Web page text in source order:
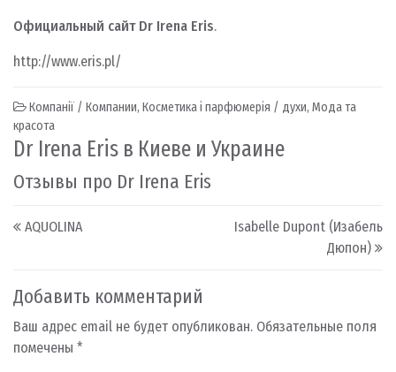
Официальный сайт Dr Irena Eris.
http://www.eris.pl/
Компанії / Компании, Косметика і парфюмерія / духи, Мода та
красота
Dr Irena Eris в Киеве и Украине
Отзывы про Dr Irena Eris
Post navigation
AQUOLINA
Isabelle Dupont (Изабель
Дюпон)
Добавить комментарий
Ваш адрес email не будет опубликован. Обязательные поля
помечены *